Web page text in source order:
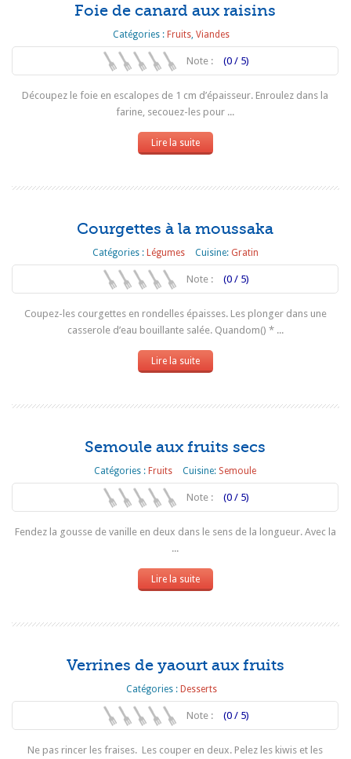
Foie de canard aux raisins
Catégories :Fruits ,Viandes
Note : (0 / 5)
Découpez le foie en escalopes de 1 cm d’épaisseur. Enroulez dans la
farine, secouez-les pour ...
Lire la suite
Courgettes à la moussaka
Catégories : Légumes Cuisine: Gratin
Note : (0 / 5)
Coupez-les courgettes en rondelles épaisses. Les plonger dans une
casserole d’eau bouillante salée. Quandom() * ...
Lire la suite
Semoule aux fruits secs
Catégories :Fruits Cuisine: Semoule
Note : (0 / 5)
Fendez la gousse de vanille en deux dans le sens de la longueur. Avec la
...
Lire la suite
Verrines de yaourt aux fruits
Catégories : Desserts
Note : (0 / 5)
Ne pas rincer les fraises. Les couper en deux. Pelez les kiwis et les